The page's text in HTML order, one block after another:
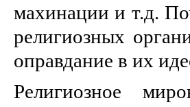
махинации и т.д.
религиозных
оправдание в их
Религиозное